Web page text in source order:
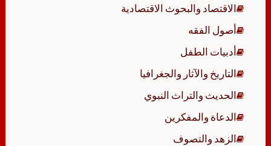
الاقتصاد والبحوث الاقتصادية
أصول الفقه
أدبيات الطفل
التاريخ والآثار والجغرافيا
الحديث والتراث النبوي
الدعاة والمفكرين
الزهد والتصوف